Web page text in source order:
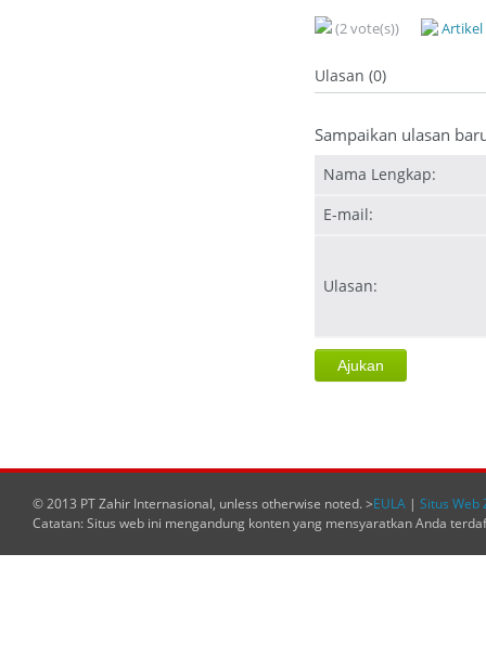
(2 vote(s))
Ulasan (0)
Sampaikan ulasan
Nama Lengkap:
E-mail:
Ulasan:
© 2013 PT Zahir Internasional, unless otherwise noted. >EULA | Situs Web
Catatan: Situs web ini mengandung konten yang mensyaratkan Anda